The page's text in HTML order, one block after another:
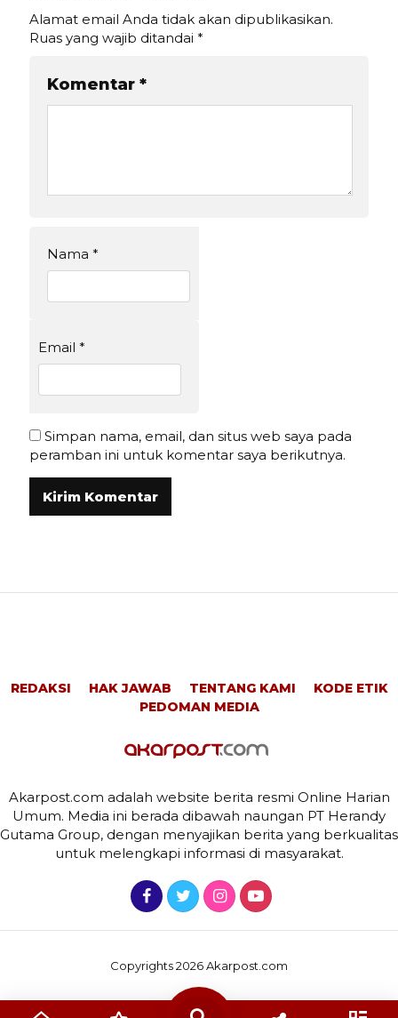
Alamat email Anda tidak akan dipublikasikan.
Ruas yang wajib ditandai *
Komentar *
Nama *
Email *
Simpan nama, email, dan situs web saya pada
peramban ini untuk komentar saya berikutnya.
REDAKSI HAK JAWAB TENTANG KAMI
KODE ETIK
PEDOMAN MEDIA
Akarpost.com adalah website berita resmi Online Harian
Umum. Media ini berada dibawah naungan PT Herandy
Gutama Group, dengan menyajikan berita yang berkualitas
untuk melengkapi informasi di masyarakat.
Copyrights 2026 Akarpost.com